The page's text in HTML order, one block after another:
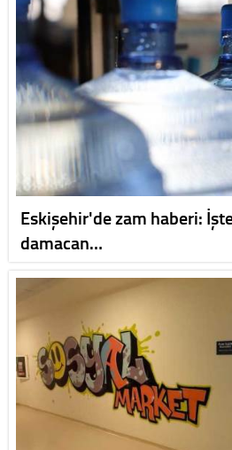
Eskişehir'de zam haberi:
damacan…